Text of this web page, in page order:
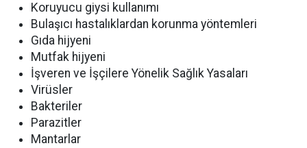
Koruyucu giysi kullanımı
Bulaşıcı hastalıklardan korunma yöntemleri
Gıda hijyeni
Mutfak hijyeni
İşveren ve İşçilere Yönelik Sağlık Yasaları
Virüsler
Bakteriler
Parazitler
Mantarlar